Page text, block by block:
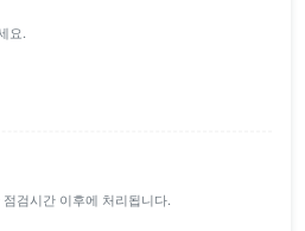
요.
검시간 이후에 처리됩니다.